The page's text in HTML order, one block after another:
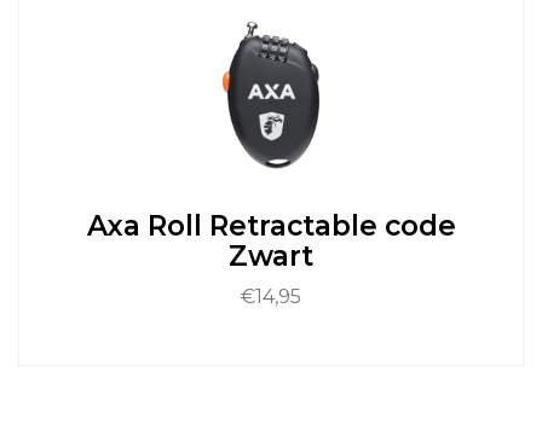
Axa Roll Retractable code
Zwart
€14,95